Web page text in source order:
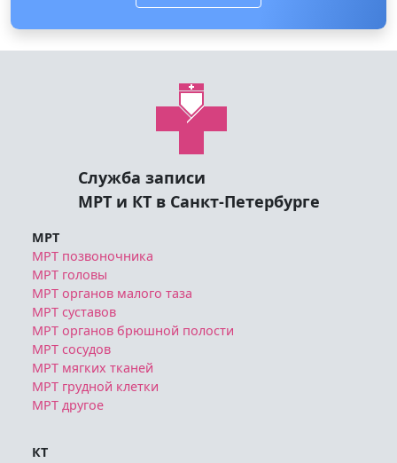
Служба записи
МРТ и КТ в Санкт-Петербурге
МРТ
МРТ позвоночника
МРТ головы
МРТ органов малого таза
МРТ суставов
МРТ органов брюшной полости
МРТ сосудов
МРТ мягких тканей
МРТ грудной клетки
МРТ другое
КТ